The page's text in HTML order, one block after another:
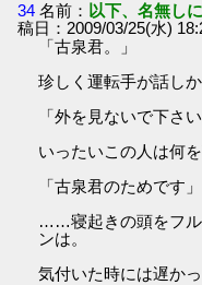
34 名前： 以下、名無し
稿日：2009/03/25(水)
「古泉君。」
珍しく運転手が話しか
「外を見ないで下さい
いったいこの人は何
「古泉君のためです」
……寝起きの頭をフ
ンは。
気付いた時には遅かっ